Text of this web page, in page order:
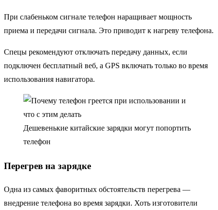
При слабеньком сигнале телефон наращивает мощность
приема и передачи сигнала. Это приводит к нагреву телефона.
Спецы рекомендуют отключать передачу данных, если
подключен бесплатный веб, а GPS включать только во время
использования навигатора.
Дешевенькие китайские зарядки могут попортить
телефон
Перегрев на зарядке
Одна из самых фаворитных обстоятельств перегрева —
внедрение телефона во время зарядки. Хоть изготовители